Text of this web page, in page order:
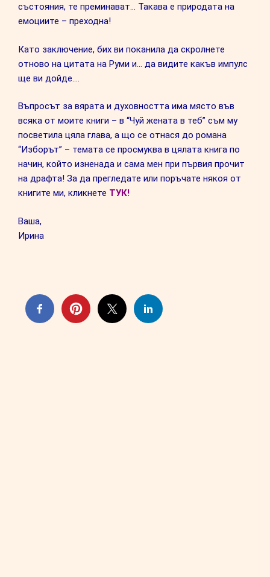
състояния, те преминават… Такава е природата на
емоциите – преходна!
Като заключение, бих ви поканила да скролнете
отново на цитата на Руми и… да видите какъв импулс
ще ви дойде….
Въпросът за вярата и духовността има място във
всяка от моите книги – в “Чуй жената в теб” съм му
посветила цяла глава, а що се отнася до романа
“Изборът” – темата се просмуква в цялата книга по
начин, който изненада и сама мен при първия прочит
на драфта! За да прегледате или поръчате някоя от
книгите ми, кликнете ТУК!
Ваша,
Ирина